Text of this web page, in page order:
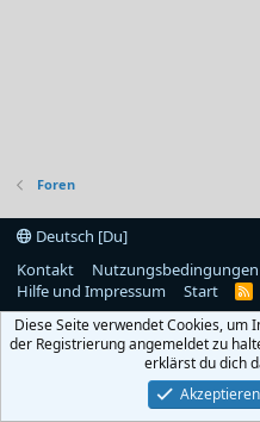
Foren
Deutsch [Du]
Kontakt
Nutzungsbedingungen
Hilfe und Impressum
Start
R
S
Diese Seite verwendet Cookies, um
der Registrierung angemeldet zu
erklärst du dich
Akzeptieren